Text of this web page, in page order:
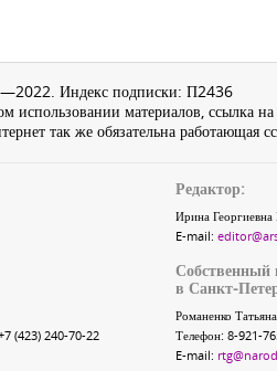
Индекс подписки: П2436
использовании материалов, ссылка на
так же обязательна работающая
(423) 240-70-22
Редактор:
Ирина Георгиевна
E-mail:
Собственный
в Санкт-
Романенко
Телефон: 8-921-
E-mail: